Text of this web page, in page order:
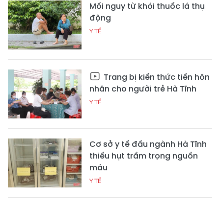
Mối nguy từ khói thuốc lá thụ
động
Y TẾ
Trang bị kiến thức tiền hôn
nhân cho người trẻ Hà Tĩnh
Y TẾ
Cơ sở y tế đầu ngành Hà Tĩnh
thiếu hụt trầm trọng nguồn
máu
Y TẾ